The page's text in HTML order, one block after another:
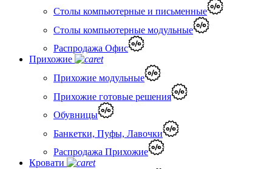
Столы компьютерные и письменные
Столы компьютерные модульные
Распродажа Офис
Прихожие
Прихожие модульные
Прихожие готовые решения
Обувницы
Банкетки, Пуфы, Лавочки
Распродажа Прихожие
Кровати